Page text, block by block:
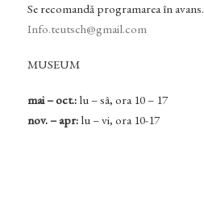
Se recomandă programarea în avans.
Info.teutsch@gmail.com
MUSEUM
mai – oct.: lu – sâ, ora 10 – 17
nov. – apr: lu – vi, ora 10-17